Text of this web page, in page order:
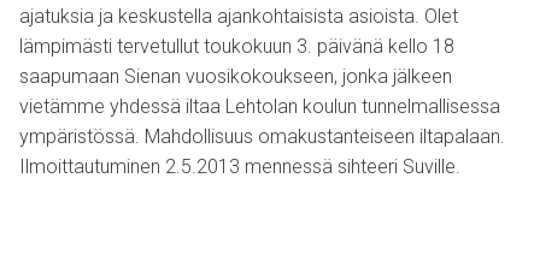
ajatuksia ja keskustella ajankohtaisista asioista. Olet
lämpimästi tervetullut toukokuun 3. päivänä kello 18
saapumaan Sienan vuosikokoukseen, jonka jälkeen
vietämme yhdessä iltaa Lehtolan koulun tunnelmallisessa
ympäristössä. Mahdollisuus omakustanteiseen iltapalaan.
Ilmoittautuminen 2.5.2013 mennessä sihteeri Suville.